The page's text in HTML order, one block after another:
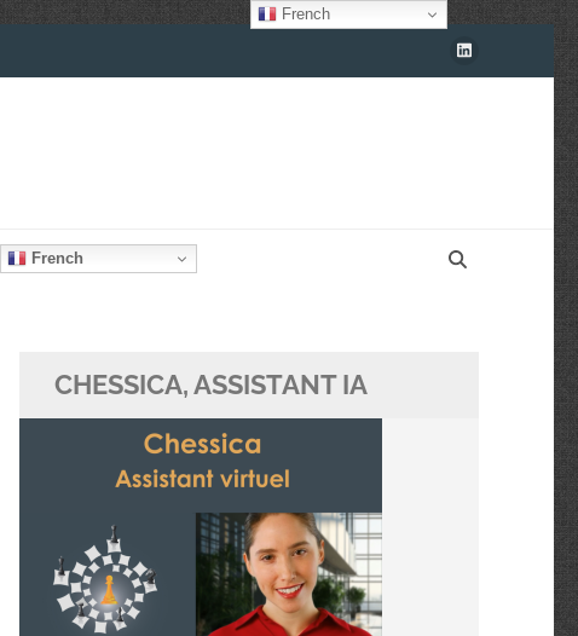
French
CHESSICA, ASSISTANT IA
French